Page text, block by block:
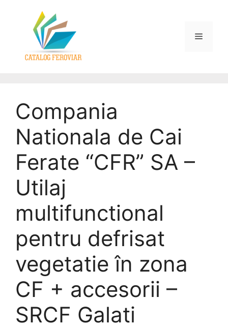
Compania
Nationala de Cai
Ferate “CFR” SA –
Utilaj
multifunctional
pentru defrisat
vegetatie în zona
CF + accesorii –
SRCF Galati